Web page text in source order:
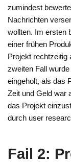
zumindest
Nachrichten
wollten. Im ersten
einer frühen
Projekt rechtzeitig
zweiten Fall
eingeholt, als das
Zeit und Geld war
das Projekt
durch user
Fail 2: